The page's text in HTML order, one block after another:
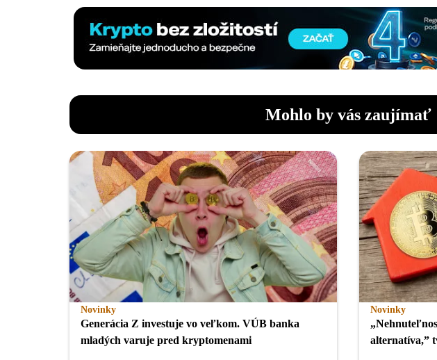
Mohlo by vás zaujímať
Novinky
Generácia Z investuje vo veľkom. VÚB banka
mladých varuje pred kryptomenami
Novinky
alternatíva,”